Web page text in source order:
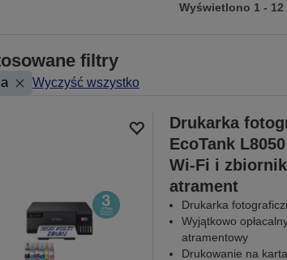
Wyświetlono 1 - 12
filtry
Wyczyść wszystko
Drukarka
EcoTank
Wi-Fi i
atrament
Drukarka
Wyjątkowo
atramentowy
Drukowanie na